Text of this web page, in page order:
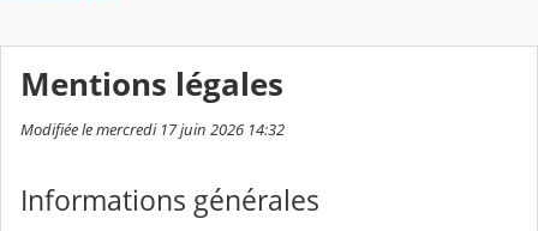
Mentions légales
Modifiée le mercredi 17 juin 2026 14:32
Informations générales